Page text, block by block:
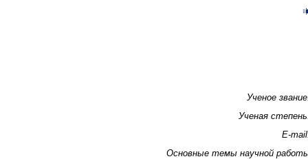
Ученое
Ученая
E-
Основные темы научной